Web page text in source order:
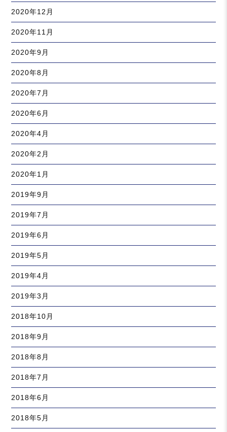
2020年12月
2020年11月
2020年9月
2020年8月
2020年7月
2020年6月
2020年4月
2020年2月
2020年1月
2019年9月
2019年7月
2019年6月
2019年5月
2019年4月
2019年3月
2018年10月
2018年9月
2018年8月
2018年7月
2018年6月
2018年5月